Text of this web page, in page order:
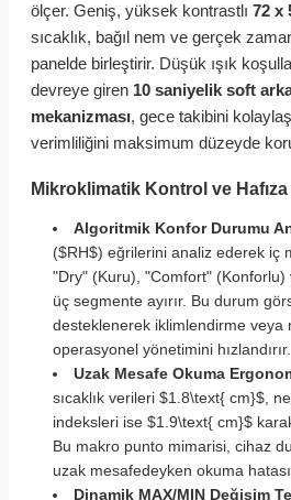
ölçer. Geniş, yüksek kontrastlı 72 x
sıcaklık, bağıl nem ve gerçek
panelde birleştirir. Düşük ışık
devreye giren 10 saniyelik soft
mekanizması, gece takibini
verimliliğini maksimum düzeyde
Mikroklimatik Kontrol ve
Algoritmik Konfor Durumu
($RH$) eğrilerini analiz ederek iç
"Dry" (Kuru), "Comfort"
üç segmente ayırır. Bu durum
desteklenerek iklimlendirme veya
operasyonel yönetimini hızlandırır.
Uzak Mesafe Okuma
sıcaklık verileri $1.8\text{ cm}$,
indeksleri ise $1.9\text{ cm}$
Bu makro punto mimarisi, cihaz
uzak mesafedeyken okuma hatası
Dinamik MAX/MIN Değişim